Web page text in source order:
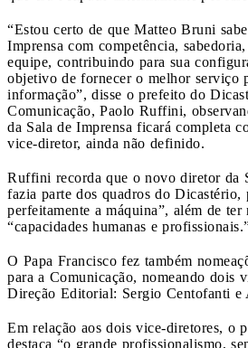
“Estou certo de que Matteo Bruni
Imprensa com competência,
equipe, contribuindo para sua
objetivo de fornecer o melhor serviço
informação”, disse o prefeito do
Comunicação, Paolo Ruffini,
da Sala de Imprensa ficará completa
vice-diretor, ainda não definido.
Ruffini recorda que o novo diretor da
fazia parte dos quadros do Dicastério,
perfeitamente a máquina”, além de ter
“capacidades humanas e
O Papa Francisco fez também
para a Comunicação, nomeando dois
Direção Editorial: Sergio Centofanti e
Em relação aos dois vice-diretores, o
destaca “o grande profissionalismo,